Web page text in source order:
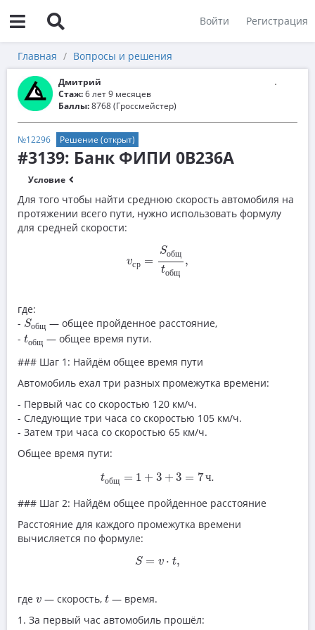
Войти Регистрация
Главная Вопросы и решения
Дмитрий
Стаж:6 лет 9 месяцев
Баллы:8768 (Гроссмейстер)
№12296 Решение (открыт)
#3139: Банк ФИПИ 0B236A
Условие
Для того чтобы найти среднюю скорость автомобиля на
протяжении всего пути, нужно использовать формулу
для средней скорости:
vср =
Sобщ
tобщ
,
общ
где:
- Sобщ
Sобщ— общее пройденное расстояние,
- tобщ
t общ— общее время пути.
### Шаг 1: Найдём общее время пути
Автомобиль ехал три разных промежутка времени:
- Первый час со скоростью 120 км/ч.
- Следующие три часа со скоростью 105 км/ч.
- Затем три часа со скоростью 65 км/ч.
Общее время пути:
tобщ = 1 + 3 + 3 = 7ч.
общ= 1 +3 + 3= ч.
### Шаг 2: Найдём общее пройденное расстояние
Расстояние для каждого промежутка времени
вычисляется по формуле:
S = v ⋅ t,
S v⋅ ,
где v
v — скорость, t
t — время.
1. За первый час автомобиль прошёл: